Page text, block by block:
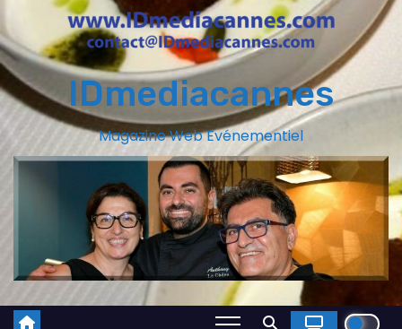
IDmediacannes
Magazine Web Evénementiel